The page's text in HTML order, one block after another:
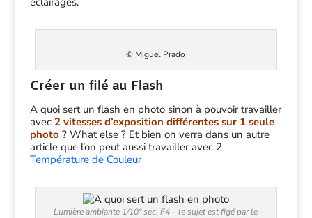
© Miguel Prado
Créer un filé au Flash
A quoi sert un flash en photo sinon à pouvoir travailler
avec2 vitesses d’exposition différentes sur 1 seule
photo ? What else ? Et bien on verra dans un autre
article que l’on peut aussi travailler avec 2
Température de Couleur
Lumière ambiante 1/10° sec. F4 – le sujet est figé par le